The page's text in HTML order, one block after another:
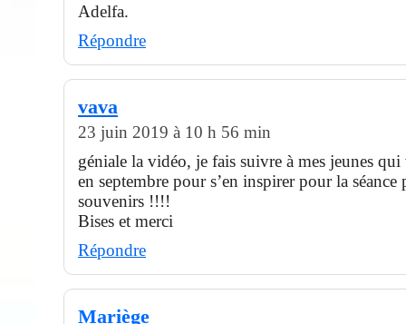
Adelfa.
Répondre
vava
23 juin 2019 à 10 h 56 min
géniale la vidéo, je fais suivre à mes jeunes
en septembre pour s’en inspirer pour la séance
souvenirs !!!!
Bises et merci
Répondre
Mariège